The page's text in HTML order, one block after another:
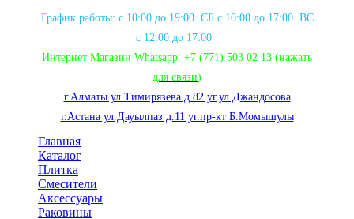
График работы: с 10:00 до 19:00. СБ с 10:00 до 17:00. ВС
с 12:00 до 17:00
Интернет Магазин Whatsapp: +7 (771) 503 02 13 (нажать
для связи)
г.Алматы ул.Тимирязева д.82 уг.ул.Джандосова
г.Астана ул.Дауылпаз д.11 уг.пр-кт Б.Момышулы
Главная
Каталог
Плитка
Смесители
Аксессуары
Раковины